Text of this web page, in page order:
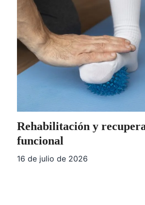
Rehabilitación y
funcional
16 de julio de 2026